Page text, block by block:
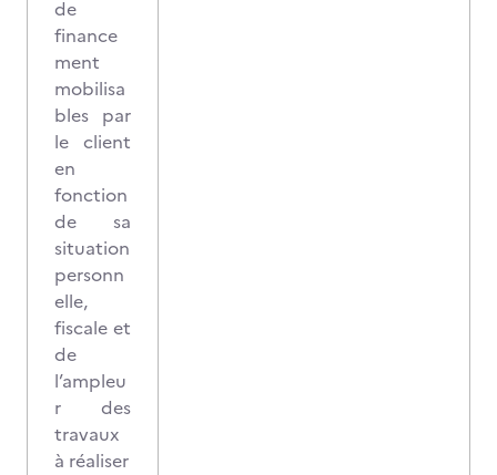
de
finance
ment
mobilisa
bles par
le client
en
fonction
de sa
situation
personn
elle,
fiscale et
de
l’ampleu
r des
travaux
à réaliser